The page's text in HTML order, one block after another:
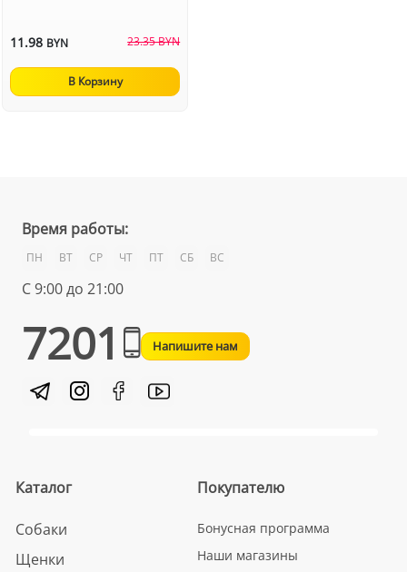
11.98 BYN 23.35 BYN
В Корзину
Время работы:
ПН ВТ СР ЧТ ПТ СБ ВС
С 9:00 до 21:00
7201 Напишите нам
Каталог
Собаки
Щенки
Покупателю
Бонусная программа
Наши магазины